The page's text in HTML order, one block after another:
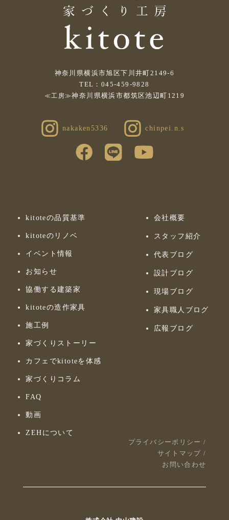
神奈川県横浜市旭区下川井町2149-6
TEL：045-459-9828
≪工房≫神奈川県横浜市都筑区池辺町1219
nakaken5336 chinpei.n.s
kitoteの品質基準
kitoteのリノベ
イベント情報
お知らせ
協働する建築家
kitoteの造作家具
施工例
家づくりストーリー
カフェでkitoteを体感
家づくりコラム
FAQ
動画
ZEHについて
会社概要
スタッフ紹介
代表ブログ
設計ブログ
現場ブログ
家具職人ブログ
広報ブログ
プライバシーポリシー /
サイトマップ /
お問い合わせ